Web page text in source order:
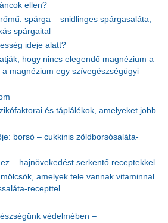
ellen?
spárga – snidlinges spárgasaláta,
spárgaital
ideje alatt?
hogy nincs elegendő magnézium a
magnézium egy szívegészségügyi
és táplálékok, amelyeket jobb
borsó – cukkinis zöldborsósaláta-
– hajnövekedést serkentő receptekkel
amelyek tele vannak vitaminnal
recepttel
védelmében –